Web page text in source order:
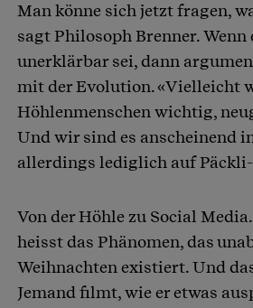
Man könne sich jetzt fragen,
sagt Philosoph Brenner. Wenn
unerklärbar sei, dann
mit der Evolution. «Vielleicht
Höhlenmenschen wichtig,
Und wir sind es anscheinend
allerdings lediglich auf
Von der Höhle zu Social
heisst das Phänomen, das
Weihnachten existiert. Und
Jemand filmt, wie er etwas